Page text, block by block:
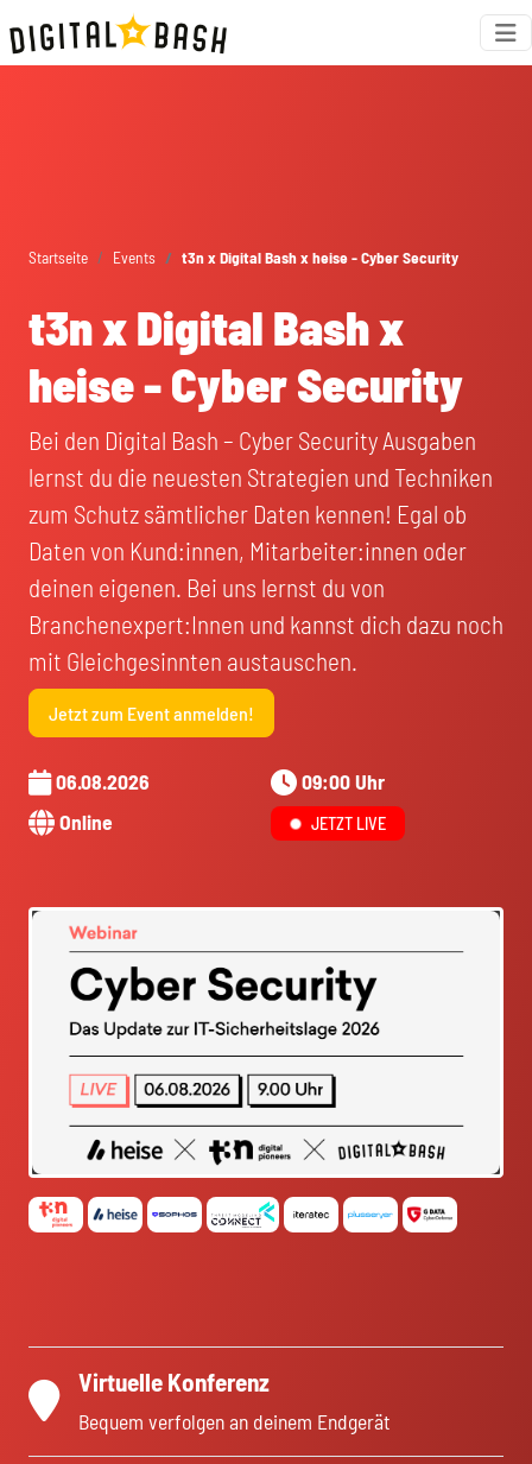
Startseite Events t3n x Digital Bash x heise - Cyber Security
t3n x Digital Bash x
heise - Cyber Security
Bei den Digital Bash – Cyber Security Ausgaben
lernst du die neuesten Strategien und Techniken
zum Schutz sämtlicher Daten kennen! Egal ob
Daten von Kund:innen, Mitarbeiter:innen oder
deinen eigenen. Bei uns lernst du von
Branchenexpert:Innen und kannst dich dazu noch
mit Gleichgesinnten austauschen.
Jetzt zum Event anmelden!
06.08.2026
09:00 Uhr
Online
JETZT LIVE
Virtuelle Konferenz
Bequem verfolgen an deinem Endgerät